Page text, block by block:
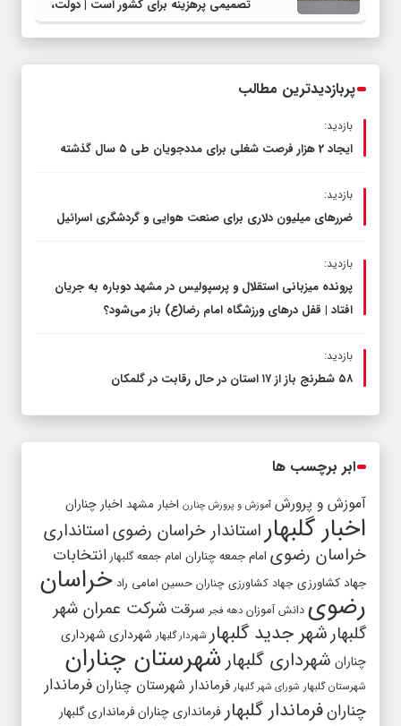
تصمیمی پرهزینه برای کشور است | دولت،
قاچاق سوخت و عوامل اصلی ناترازی را
پربازدیدترین مطالب
بازدید:
ایجاد 2 هزار فرصت شغلی برای مددجویان طی ۵ سال گذشته
بازدید:
ضررهای میلیون دلاری برای صنعت هوایی و گردشگری اسرائیل
بازدید:
پرونده میزبانی استقلال و پرسپولیس در مشهد دوباره به جریان
افتاد | قفل در‌های ورزشگاه امام رضا(ع) باز می‌شود؟
بازدید:
۵۸ شطرنج‌ باز از ۱۷ استان در حال رقابت در گلمکان
ابر برچسب ها
آموزش و پرورش آموزش و پرورش چنارن اخبار مشهد اخبار چناران
اخبار گلبهار استاندار خراسان رضویاستانداری
خراسان رضوی امام جمعه چناران امام جمعه گلبهار انتخابات
جهاد کشاورزی جهاد کشاورزی چناران حسین امامی راد خراسان
رضوی دانش آموزان دهه فجر سرقت شرکت عمران شهر
گلبهارشهر جدید گلبهار شهردار گلبهار شهرداری شهرداری
چناران شهرداری گلبهار شهرستان چناران
شهرستان گلبهار شورای شهر گلبهار فرماندار شهرستان چناران فرماندار
چنارانفرماندار گلبهار فرمانداری چنارانفرمانداری گلبهار